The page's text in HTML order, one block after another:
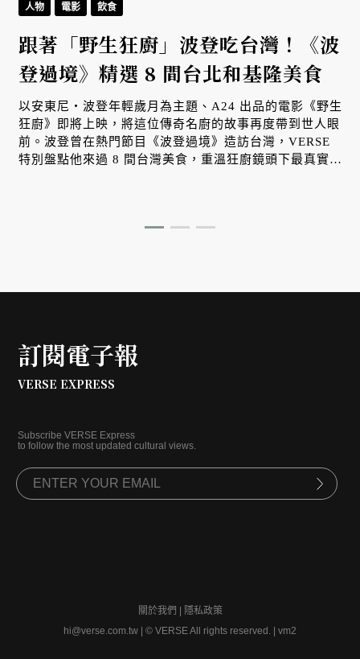
人物 電影 飲食
跟著「野生狂廚」波登吃台灣！《波
登過境》精選 8 間台北和基隆美食
以安東尼・波登年輕歲月為主題、A24 出品的電影《野生
狂廚》即將上映，將這位傳奇名廚的故事再度帶到世人眼
前。波登曾在熱門節目《波登過境》造訪台灣，VERSE
特別盤點他來過 8 間台灣美食，重溫狂廚鏡頭下最真實、
訂閱電子報
VERSE EXPRESS
Subscribe VERSE Express
to follow the most updated cultural views.
關於我們 | 隱私政策
hi@verse.com.tw | © VERSE All rights reserved. | vm2